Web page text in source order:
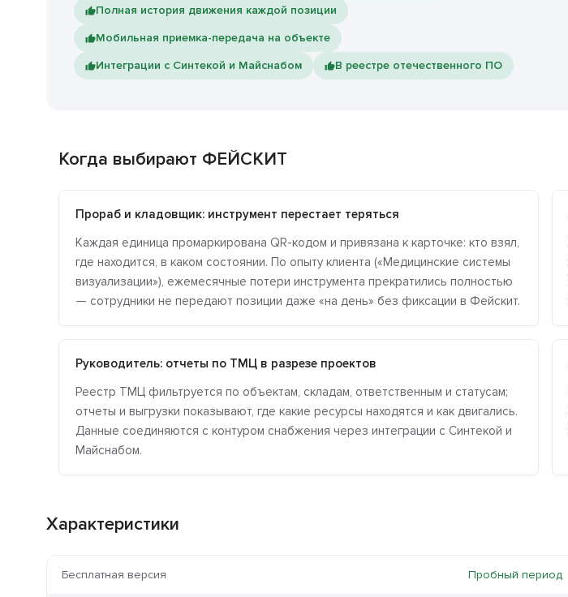
Полная история движения каждой позиции
Мобильная приемка-передача на объекте
Интеграции с Синтекой и Майснабом
В реестре отечественного ПО
Когда выбирают ФЕЙСКИТ
Прораб и кладовщик: инструмент перестает теряться
Каждая единица промаркирована QR-кодом и привязана к карточке: кто взял,
где находится, в каком состоянии. По опыту клиента («Медицинские системы
визуализации»), ежемесячные потери инструмента прекратились полностью
— сотрудники не передают позиции даже «на день» без фиксации в Фейскит.
Руководитель: отчеты по ТМЦ в разрезе проектов
Реестр ТМЦ фильтруется по объектам, складам, ответственным и статусам;
отчеты и выгрузки показывают, где какие ресурсы находятся и как двигались.
Данные соединяются с контуром снабжения через интеграции с Синтекой и
Майснабом.
Характеристики
Бесплатная версия Пробный период